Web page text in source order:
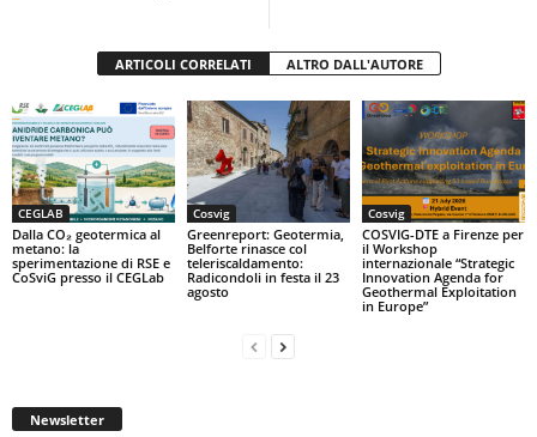
ARTICOLI CORRELATI ALTRO DALL'AUTORE
CEGLAB
Dalla CO₂ geotermica al
metano: la
sperimentazione di RSE e
CoSviG presso il CEGLab
Cosvig
Greenreport: Geotermia,
Belforte rinasce col
teleriscaldamento:
Radicondoli in festa il 23
agosto
Cosvig
COSVIG-DTE a Firenze per
il Workshop
internazionale “Strategic
Innovation Agenda for
Geothermal Exploitation
in Europe”
Newsletter